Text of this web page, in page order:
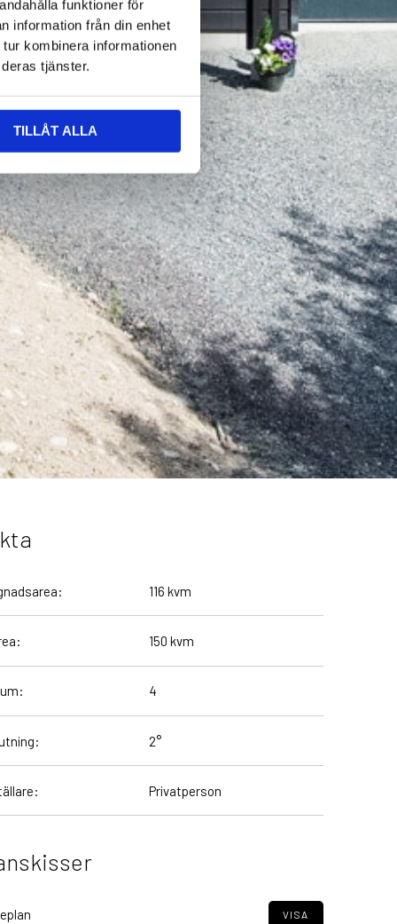
funktioner för
information från din enhet
kombinera informationen
tjänster.
TILLÅT ALLA
116 kvm
150 kvm
4
2°
Privatperson
VISA